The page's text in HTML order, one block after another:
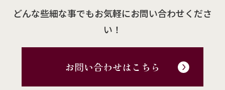
どんな些細な事でもお気軽にお問い合わせくださ
い！
お問い合わせはこちら